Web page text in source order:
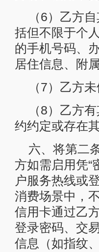
（6）乙方
括但不限于个
的手机号码、
居住信息、附
（7）乙方
（8）乙方
约约定或存在
六、将第二
方如需启用凭“
户服务热线或
消费场景中，
信用卡通过乙
登录密码、交
信息（如指纹